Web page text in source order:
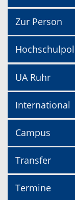
Zur Person
UA Ruhr
International
Campus
Transfer
Termine